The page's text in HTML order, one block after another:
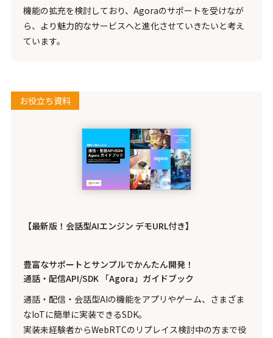
機能の拡充を検討しており、Agoraのサポートを受けなが
ら、より魅力的なサービスへと進化させていきたいと考え
ています。
お役立ち資料
【最新版！会話型AIエンジン デモURL付き】
豊富なサポートとサンプルでかんたん開発！
通話・配信API/SDK 「Agora」ガイドブック
通話・配信・会話型AIの機能をアプリやゲーム、さまざま
なIoTに簡単に実装できるSDK。
実装未経験者からWebRTCのリプレイス検討中の方まで役